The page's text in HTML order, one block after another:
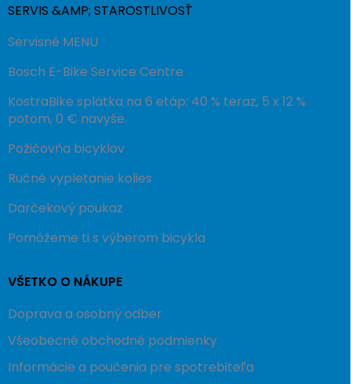
SERVIS &AMP; STAROSTLIVOSŤ
Servisné MENU
Bosch E-Bike Service Centre
KostraBike splátka na 6 etáp: 40 % teraz, 5 x 12 %
potom, 0 € navyše.
Požičovňa bicyklov
Ručné vypletanie kolies
Darčekový poukaz
Pomôžeme ti s výberom bicykla
VŠETKO O NÁKUPE
Doprava a osobný odber
Všeobecné obchodné podmienky
Informácie a poučenia pre spotrebiteľa